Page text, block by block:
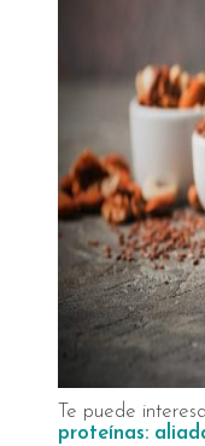
Te puede
proteínas: